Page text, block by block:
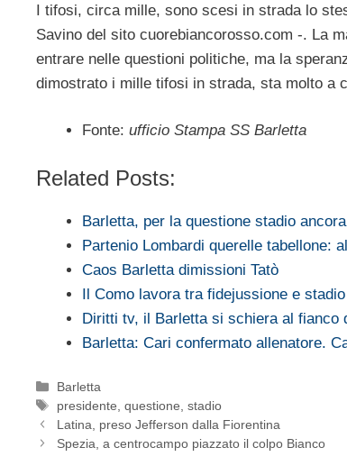
I tifosi, circa mille, sono scesi in strada lo
Savino del sito cuorebiancorosso.com -. La
entrare nelle questioni politiche, ma la
dimostrato i mille tifosi in strada, sta molto a
Fonte: ufficio Stampa SS Barletta
Related Posts:
Barletta, per la questione stadio
Partenio Lombardi querelle tabellone:
Caos Barletta dimissioni Tatò
Il Como lavora tra fidejussione e stadio
Diritti tv, il Barletta si schiera al fianco
Barletta: Cari confermato allenatore.
Categorie
Barletta
Tag
presidente ,questione ,stadio
Latina, preso Jefferson dalla Fiorentina
Spezia, a centrocampo piazzato il colpo Bianco